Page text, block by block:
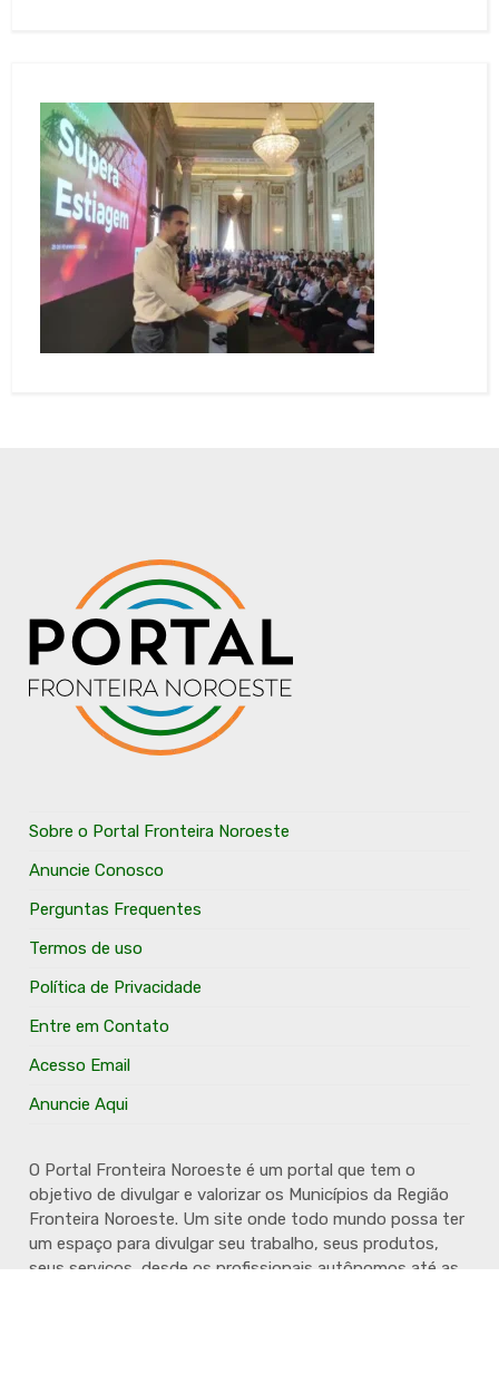
Sobre o Portal Fronteira Noroeste
Anuncie Conosco
Perguntas Frequentes
Termos de uso
Política de Privacidade
Entre em Contato
Acesso Email
Anuncie Aqui
O Portal Fronteira Noroeste é um portal que tem o
objetivo de divulgar e valorizar os Municípios da Região
Fronteira Noroeste. Um site onde todo mundo possa ter
um espaço para divulgar seu trabalho, seus produtos,
seus serviços, desde os profissionais autônomos até as